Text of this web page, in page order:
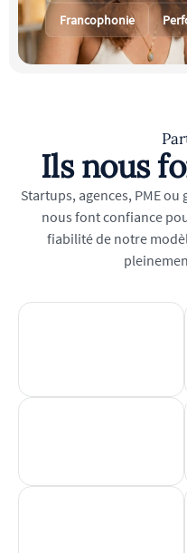
Francophonie
Ils nous
Startups, agences, PME
nous font confiance
fiabilité de notre